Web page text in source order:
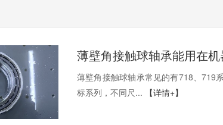
薄壁角接触球轴承常见的有718、719
标系列，不同尺...
【详情+】